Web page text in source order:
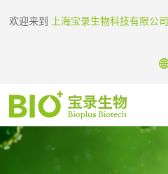
欢迎来到 上海宝录生物科技有限公司